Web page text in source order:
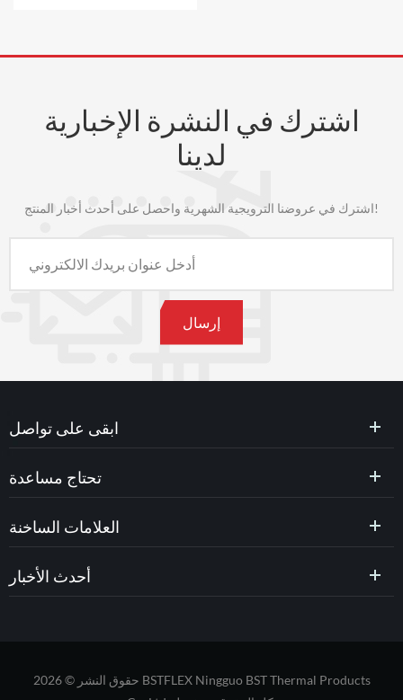
اشترك في النشرة الإخبارية
لدينا
اشترك في عروضنا الترويجية الشهرية واحصل على أحدث أخبار المنتج!
ابقى على تواصل
تحتاج مساعدة
العلامات الساخنة
أحدث الأخبار
حقوق النشر © 2026 BSTFLEX Ningguo BST Thermal Products